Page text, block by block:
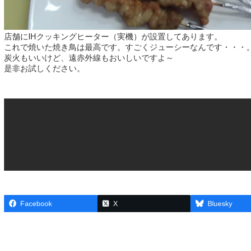
店舗にIHクッキングヒーター（実機）が設置してあります。
これで焼いた焼き鳥は最高です。すごくジューシーなんです・・・。
炭火もいいけど、遠赤外線もおいしいですよ～
是非お試しください。
Facebook X Bluesky